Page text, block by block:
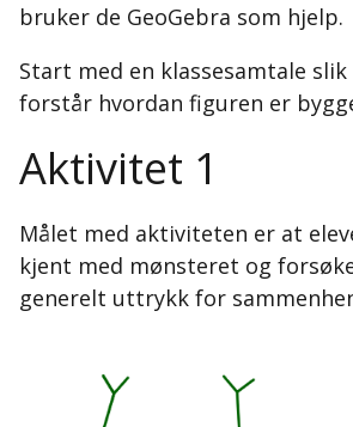
bruker de GeoGebra som hjelp.
Start med en klassesamtale slik
forstår hvordan figuren er
Aktivitet 1
Målet med aktiviteten er at
kjent med mønsteret og
generelt uttrykk for